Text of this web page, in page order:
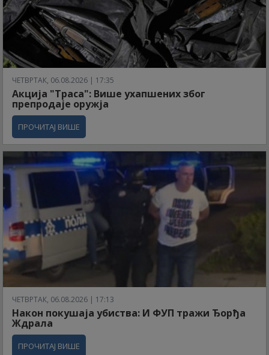
ЧЕТВРТАК, 06.08.2026 | 17:35
Акција "Траса": Више ухапшених због
препродаје оружја
ПРОЧИТАЈ ВИШЕ
ЧЕТВРТАК, 06.08.2026 | 17:13
Након покушаја убиства: И ФУП тражи Ђорђа
Ждрала
ПРОЧИТАЈ ВИШЕ